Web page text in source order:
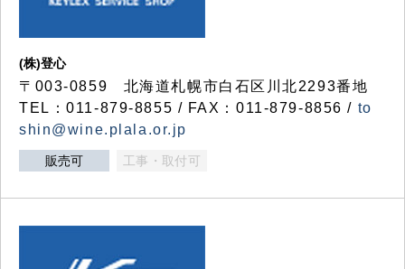
(株)登心
〒003-0859 北海道札幌市白石区川北2293番地
TEL：011-879-8855 / FAX：011-879-8856 / to
shin@wine.plala.or.jp
販売可 工事・取付可